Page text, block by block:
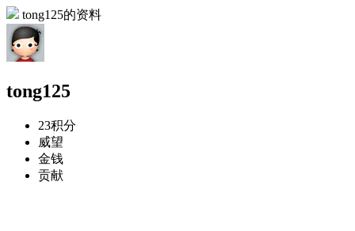
tong125的资料
tong125
23积分
威望
金钱
贡献